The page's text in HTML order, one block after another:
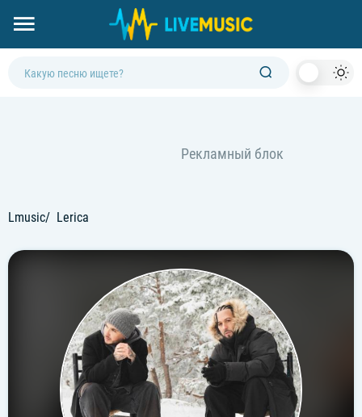
Lmusic Lerica